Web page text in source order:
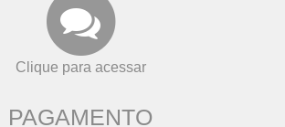
Clique para acessar
PAGAMENTO